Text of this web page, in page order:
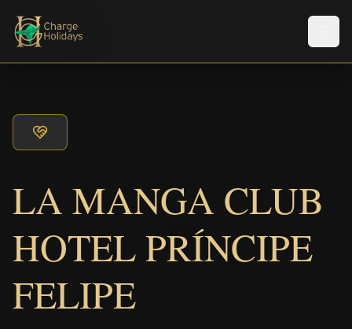
LA MANGA CLUB
HOTEL PRÍNCIPE
FELIPE